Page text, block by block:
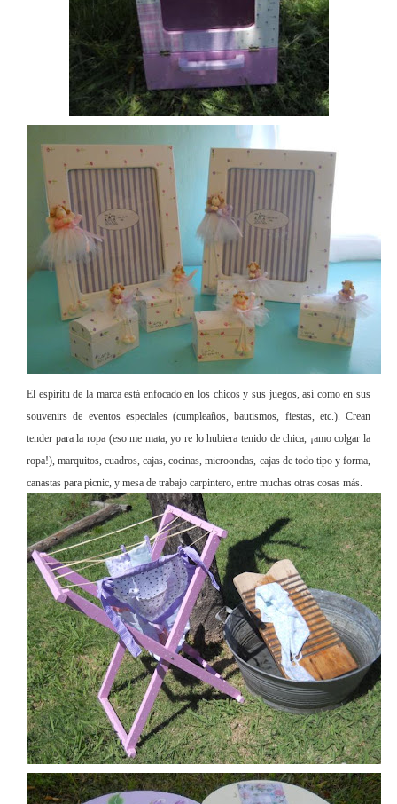
El espíritu de la marca está enfocado en los chicos y sus juegos, así como en sus
souvenirs de eventos especiales (cumpleaños, bautismos, fiestas, etc.). Crean
tender para la ropa (eso me mata, yo re lo hubiera tenido de chica, ¡amo colgar la
ropa!), marquitos, cuadros, cajas, cocinas, microondas, cajas de todo tipo y forma,
canastas para picnic, y mesa de trabajo carpintero, entre muchas otras cosas más.